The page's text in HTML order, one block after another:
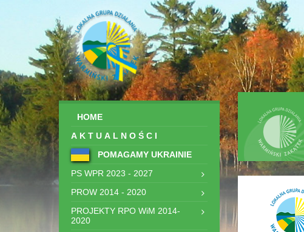
HOME
AKTUALNOŚCI
POMAGAMY UKRAINIE
PS WPR 2023 - 2027
PROW 2014 - 2020
PROJEKTY RPO WiM 2014-
2020